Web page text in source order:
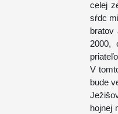
celej
sŕdc
bratov
2000,
V
bude
hojnej